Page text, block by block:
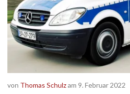
von Thomas Schulzam 9. Februar 2022